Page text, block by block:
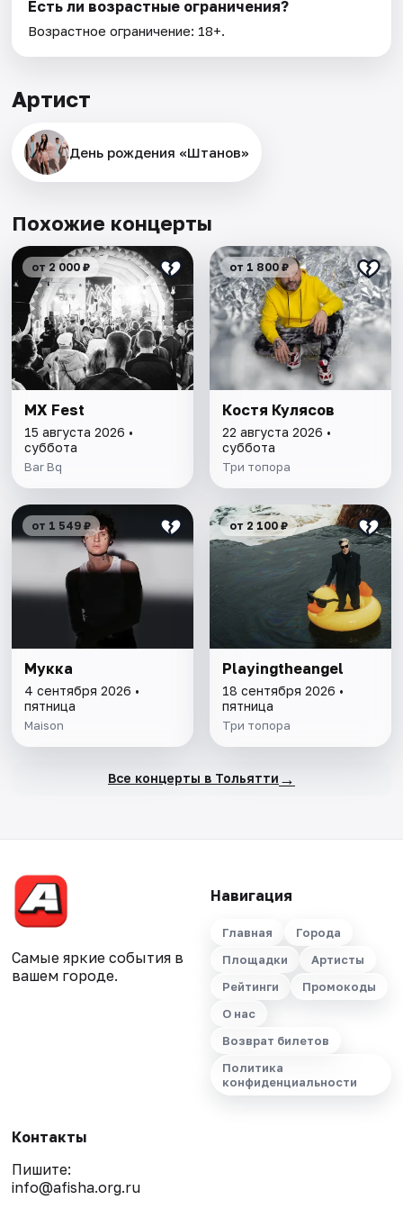
Есть ли возрастные ограничения?
Возрастное ограничение: 18+.
Артист
День рождения «Штанов»
Похожие концерты
от 2 000 ₽
MX Fest
15 августа 2026 •
суббота
Bar Bq
от 1 800 ₽
Костя Кулясов
22 августа 2026 •
суббота
Три топора
от 1 549 ₽
Мукка
4 сентября 2026 •
пятница
Maison
от 2 100 ₽
Playingtheangel
18 сентября 2026 •
пятница
Три топора
Все концерты в Тольятти →
Самые яркие события в
вашем городе.
Навигация
Главная
Города
Площадки
Артисты
Рейтинги
Промокоды
О нас
Возврат билетов
Политика
конфиденциальности
Контакты
Пишите:
info@afisha.org.ru